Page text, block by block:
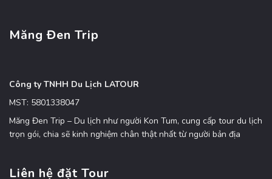
Măng Đen Trip
Công ty TNHH Du Lịch LATOUR
MST: 5801338047
Măng Đen Trip – Du lịch như người Kon Tum, cung cấp tour du lịch
trọn gói, chia sẽ kinh nghiệm chân thật nhất từ người bản địa
Liên hệ đặt Tour